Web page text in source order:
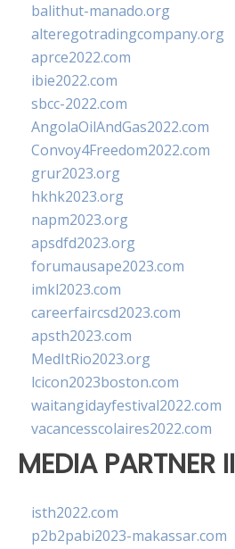
balithut-manado.org
alteregotradingcompany.org
aprce2022.com
ibie2022.com
sbcc-2022.com
AngolaOilAndGas2022.com
Convoy4Freedom2022.com
grur2023.org
hkhk2023.org
napm2023.org
apsdfd2023.org
forumausape2023.com
imkl2023.com
careerfaircsd2023.com
apsth2023.com
MedItRio2023.org
lcicon2023boston.com
waitangidayfestival2022.com
vacancesscolaires2022.com
MEDIA PARTNER II
isth2022.com
p2b2pabi2023-makassar.com